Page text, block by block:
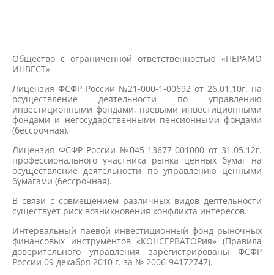
Общество с ограниченной ответственностью «ПЕРАМО
ИНВЕСТ»
Лицензия ФСФР России №21-000-1-00692 от 26.01.10г. на
осуществление деятельности по управлению
инвестиционными фондами, паевыми инвестиционными
фондами и негосударственными пенсионными фондами
(бессрочная).
Лицензия ФСФР России №045-13677-001000 от 31.05.12г.
профессионального участника рынка ценных бумаг на
осуществление деятельности по управлению ценными
бумагами (бессрочная).
В связи с совмещением различных видов деятельности
существует риск возникновения конфликта интересов.
Интервальный паевой инвестиционный фонд рыночных
финансовых инструментов «КОНСЕРВАТОРия» (Правила
доверительного управления зарегистрированы ФСФР
России 09 декабря 2010 г. за № 2006-94172747).